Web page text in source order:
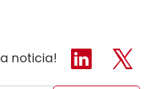
noticia!